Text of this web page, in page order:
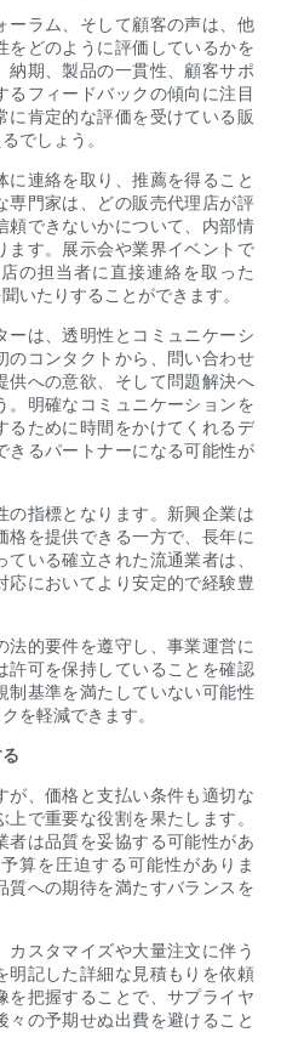
ーラム、そして顧客の声は、他
をどのように評価しているかを
納期、製品の一貫性、顧客サポ
るフィードバックの傾向に注目
に肯定的な評価を受けている販
でしょう。
に連絡を取り、推薦を得ること
専門家は、どの販売代理店が評
頼できないかについて、内部情
ます。展示会や業界イベントで
の担当者に直接連絡を取った
いたりすることができます。
ーは、透明性とコミュニケーシ
のコンタクトから、問い合わせ
供への意欲、そして問題解決へ
。明確なコミュニケーションを
るために時間をかけてくれるデ
きるパートナーになる可能性が
の指標となります。新興企業は
を提供できる一方で、長年に
いる確立された流通業者は、
応においてより安定的で経験豊
的要件を遵守し、事業運営に
許可を保持していることを確認
制基準を満たしていない可能性
を軽減できます。
が、価格と支払い条件も適切な
で重要な役割を果たします。
者は品質を妥協する可能性があ
算を圧迫する可能性がありま
質への期待を満たすバランスを
カスタマイズや大量注文に伴う
明記した詳細な見積もりを依頼
を把握することで、サプライヤ
の予期せぬ出費を避けること